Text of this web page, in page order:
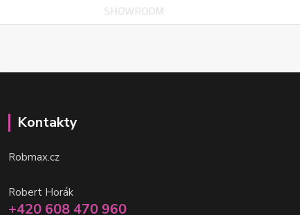
Kontakty
Robmax.cz
Robert Horák
+420 608 470 960